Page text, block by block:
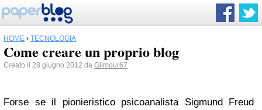
HOME › TECNOLOGIA
Come creare un proprio blog
Creato il 28 giugno 2012 da Gilmour67
Forse se il pionieristico psicoanalista Sigmund Freud